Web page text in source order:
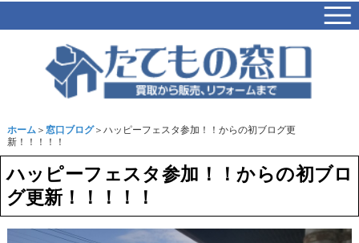
ホーム＞ 窓口ブログ＞ハッピーフェスタ参加！！からの初ブログ更
新！！！！！
ハッピーフェスタ参加！！からの初ブロ
グ更新！！！！！